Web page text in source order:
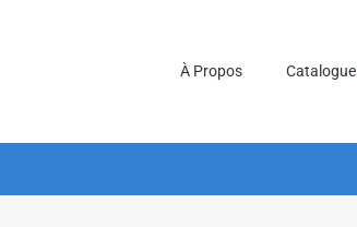
À Propos
Catalogue